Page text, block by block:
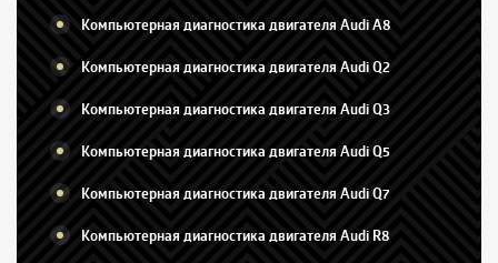
Компьютерная диагностика двигателя Audi A8
Компьютерная диагностика двигателя Audi Q2
Компьютерная диагностика двигателя Audi Q3
Компьютерная диагностика двигателя Audi Q5
Компьютерная диагностика двигателя Audi Q7
Компьютерная диагностика двигателя Audi R8